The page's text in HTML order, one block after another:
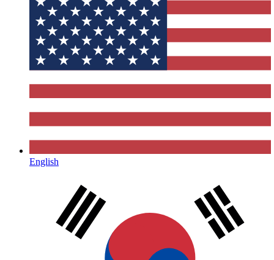
English